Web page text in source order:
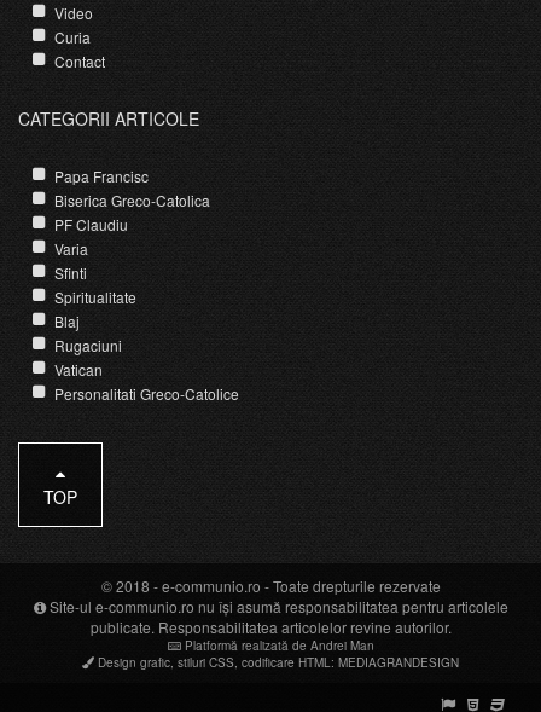
Video
Curia
Contact
CATEGORII ARTICOLE
Papa Francisc
Biserica Greco-Catolica
PF Claudiu
Varia
Sfinti
Spiritualitate
Blaj
Rugaciuni
Vatican
Personalitati Greco-Catolice
TOP
© 2018 -e-communio.ro - Toate drepturile rezervate
Site-ul e-communio.ro nu își asumă responsabilitatea pentru articolele
publicate. Responsabilitatea articolelor revine autorilor.
Platformă realizată de Andrei Man
Design grafic, stiluri CSS, codificare HTML: MEDIAGRANDESIGN